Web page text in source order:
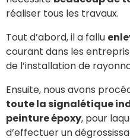
réaliser tous les travaux.
Tout d’abord, il a fallu
courant dans les
de l’installation de
Ensuite, nous avons
toute la signalétique
peinture époxy, pour
d’effectuer un